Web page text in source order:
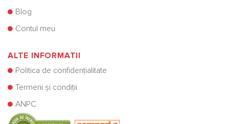
Blog
Contul meu
ALTE INFORMATII
Politica de confidențialitate
Termeni și condiții
ANPC